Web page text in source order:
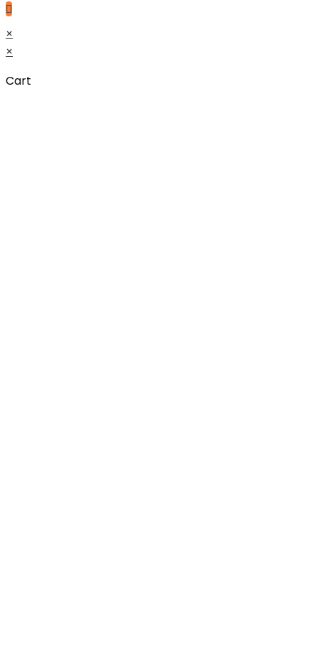
×
×
Cart